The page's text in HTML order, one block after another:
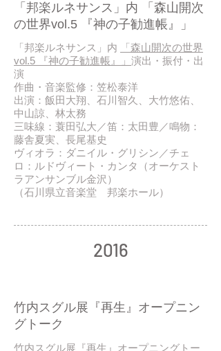
「邦楽ルネサンス」内 「森山開次
の世界vol.5 『神の子勧進帳』」
「邦楽ルネサンス」内
「森山開次の世界
vol.5 『神の子勧進帳』」 演出・振付・出
演
作曲・音楽監修：笠松泰洋
出演：飯田大翔、石川智久、大竹悠佑、
中山諒、林太務
三味線：蓑田弘大／笛：太田豊／鳴物：
藤舎夏実、長尾基史
ヴィオラ：ダニイル・グリシン／チェ
ロ：ルドヴィート・カンタ（オーケスト
ラアンサンブル金沢）
（石川県立音楽堂 邦楽ホール）
2016
竹内スグル展『再生』オープニン
グトーク
竹内スグル展『再生』 オープニングトー